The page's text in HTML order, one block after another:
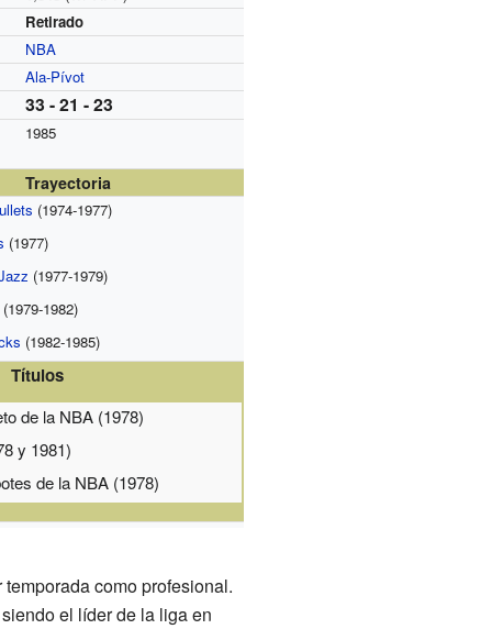
Retirado
NBA
Ala-Pívot
33 - 21 - 23
1985
Trayectoria
(1974-1977)
(1977)
(1977-1979)
(1979-1982)
(1982-1985)
Títulos
de la NBA (1978)
y 1981)
de la NBA (1978)
como profesional.
el líder de la liga en